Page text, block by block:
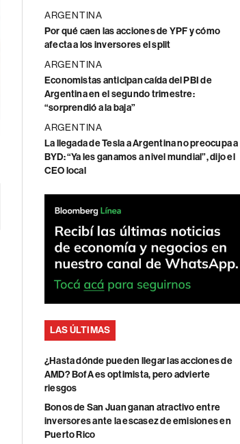
ARGENTINA
Por qué caen las acciones de YPF y cómo
afecta a los inversores el split
ARGENTINA
Economistas anticipan caída del PBI de
Argentina en el segundo trimestre:
“sorprendió a la baja”
ARGENTINA
La llegada de Tesla a Argentina no preocupa a
BYD: “Ya les ganamos a nivel mundial”, dijo el
CEO local
LAS ÚLTIMAS
¿Hasta dónde pueden llegar las acciones de
AMD? BofA es optimista, pero advierte
riesgos
Bonos de San Juan ganan atractivo entre
inversores ante la escasez de emisiones en
Puerto Rico